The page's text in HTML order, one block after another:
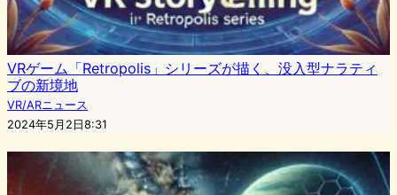
VRゲーム「Retropolis」シリーズが描く、没入型ナラティ
ブの新境地
VR/ARニュース
2024年5月2日8:31